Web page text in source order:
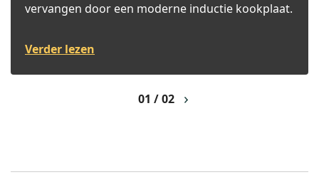
vervangen door een moderne inductie kookplaat.
Verder lezen
01 / 02